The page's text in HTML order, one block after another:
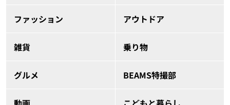
ファッション アウトドア
雑貨 乗り物
グルメ BEAMS特撮部